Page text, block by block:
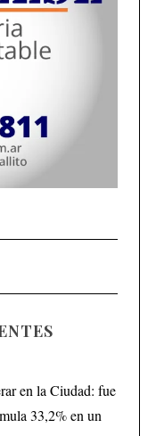
en la Ciudad: fue
33,2% en un